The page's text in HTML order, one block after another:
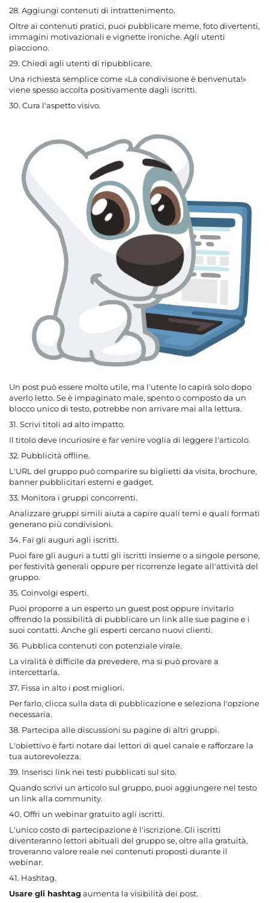
28. Aggiungi contenuti di intrattenimento.
Oltre ai contenuti pratici, puoi pubblicare meme, foto divertenti,
immagini motivazionali e vignette ironiche. Agli utenti
piacciono.
29. Chiedi agli utenti di ripubblicare.
Una richiesta semplice come «La condivisione è benvenuta!»
viene spesso accolta positivamente dagli iscritti.
30. Cura l'aspetto visivo.
Un post può essere molto utile, ma l'utente lo capirà solo dopo
averlo letto. Se è impaginato male, spento o composto da un
blocco unico di testo, potrebbe non arrivare mai alla lettura.
31. Scrivi titoli ad alto impatto.
Il titolo deve incuriosire e far venire voglia di leggere l'articolo.
32. Pubblicità offline.
L'URL del gruppo può comparire su biglietti da visita, brochure,
banner pubblicitari esterni e gadget.
33. Monitora i gruppi concorrenti.
Analizzare gruppi simili aiuta a capire quali temi e quali formati
generano più condivisioni.
34. Fai gli auguri agli iscritti.
Puoi fare gli auguri a tutti gli iscritti insieme o a singole persone,
per festività generali oppure per ricorrenze legate all'attività del
gruppo.
35. Coinvolgi esperti.
Puoi proporre a un esperto un guest post oppure invitarlo
offrendo la possibilità di pubblicare un link alle sue pagine e i
suoi contatti. Anche gli esperti cercano nuovi clienti.
36. Pubblica contenuti con potenziale virale.
La viralità è difficile da prevedere, ma si può provare a
intercettarla.
37. Fissa in alto i post migliori.
Per farlo, clicca sulla data di pubblicazione e seleziona l'opzione
necessaria.
38. Partecipa alle discussioni su pagine di altri gruppi.
L'obiettivo è farti notare dai lettori di quel canale e rafforzare la
tua autorevolezza.
39. Inserisci link nei testi pubblicati sul sito.
Quando scrivi un articolo sul gruppo, puoi aggiungere nel testo
un link alla community.
40. Offri un webinar gratuito agli iscritti.
L'unico costo di partecipazione è l'iscrizione. Gli iscritti
diventeranno lettori abituali del gruppo se, oltre alla gratuità,
troveranno valore reale nei contenuti proposti durante il
webinar.
41. Hashtag.
Usare gli hashtagaumenta la visibilità dei post.